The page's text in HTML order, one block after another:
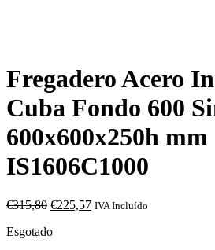
Fregadero Acero
Cuba Fondo 600
600x600x250h mm
IS1606C1000
€315,80 O
original
€225,57OIVA Incluído
Esgotado